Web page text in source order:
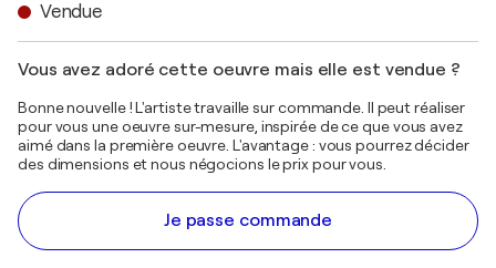
Vendue
Vous avez adoré cette oeuvre mais elle est vendue ?
Bonne nouvelle ! L'artiste travaille sur commande. Il peut réaliser
pour vous une oeuvre sur-mesure, inspirée de ce que vous avez
aimé dans la première oeuvre. L'avantage : vous pourrez décider
des dimensions et nous négocions le prix pour vous.
Je passe commande